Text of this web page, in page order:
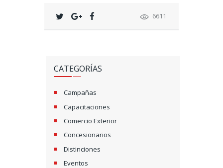
6611
CATEGORÍAS
Campañas
Capacitaciones
Comercio Exterior
Concesionarios
Distinciones
Eventos